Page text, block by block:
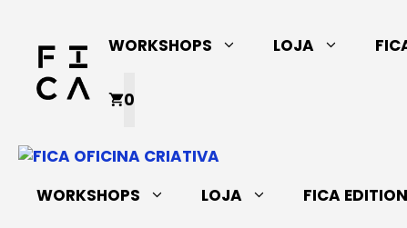
conteúdo
WORKSHOPS LOJA
0
WORKSHOPS LOJA FICA